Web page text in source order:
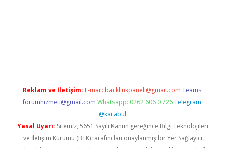
Reklam ve İletişim: E-mail: backlinkpaneli@gmail.com Teams:
forumhizmeti@gmail.com Whatsapp: 0262 606 0 726 Telegram:
@karabul
Yasal Uyarı: Sitemiz, 5651 Sayılı Kanun gereğince Bilgi Teknolojileri
ve İletişim Kurumu (BTK) tarafından onaylanmış bir Yer Sağlayıcı